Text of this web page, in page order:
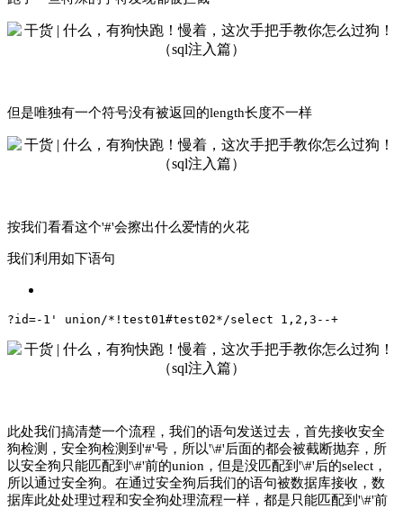
但是唯独有一个符号没有被返回的length长度不一样
按我们看看这个'#'会擦出什么爱情的火花
我们利用如下语句
?id=-1' union/*!test01#test02*/select 1,2,3--+
此处我们搞清楚一个流程，我们的语句发送过去，首先接收安全
狗检测，安全狗检测到'#'号，所以'\#'后面的都会被截断抛弃，所
以安全狗只能匹配到'\#'前的union，但是没匹配到'\#'后的select，
所以通过安全狗。在通过安全狗后我们的语句被数据库接收，数
据库此处处理过程和安全狗处理流程一样，都是只能匹配到'\#'前